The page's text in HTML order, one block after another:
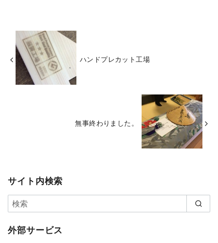
ハンドプレカット工場
無事終わりました。
サイト内検索
外部サービス